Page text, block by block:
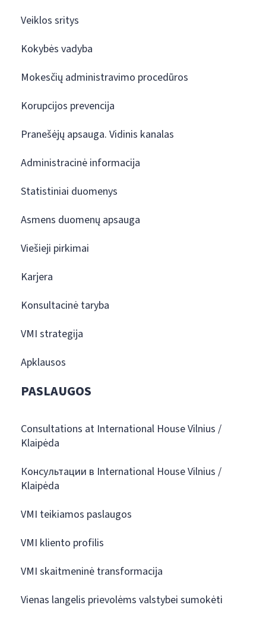
Veiklos sritys
Kokybės vadyba
Mokesčių administravimo procedūros
Korupcijos prevencija
Pranešėjų apsauga. Vidinis kanalas
Administracinė informacija
Statistiniai duomenys
Asmens duomenų apsauga
Viešieji pirkimai
Karjera
Konsultacinė taryba
VMI strategija
Apklausos
PASLAUGOS
Consultations at International House Vilnius /
Klaipėda
Консультации в International House Vilnius /
Klaipėda
VMI teikiamos paslaugos
VMI kliento profilis
VMI skaitmeninė transformacija
Vienas langelis prievolėms valstybei sumokėti